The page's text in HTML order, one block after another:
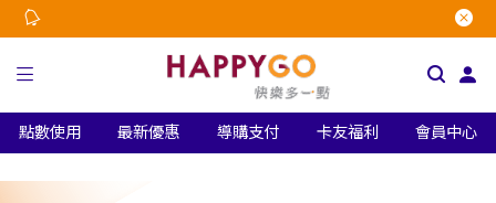
點數使用 最新優惠 導購支付 卡友福利 會員中心